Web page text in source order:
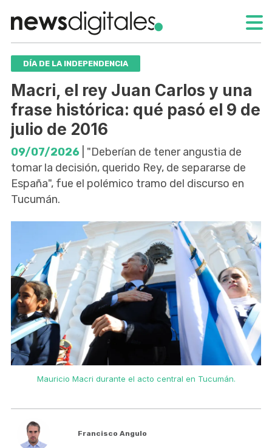
DÍA DE LA INDEPENDENCIA
Macri, el rey Juan Carlos y una
frase histórica: qué pasó el 9 de
julio de 2016
09/07/2026 | "Deberían de tener angustia de
tomar la decisión, querido Rey, de separarse de
España", fue el polémico tramo del discurso en
Tucumán.
Mauricio Macri durante el acto central en Tucumán.
Francisco Angulo